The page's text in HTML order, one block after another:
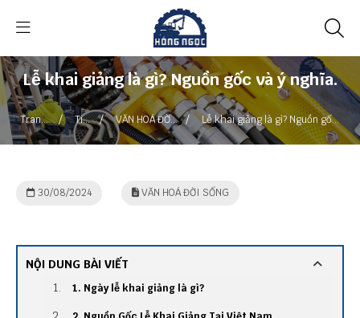
Lễ khai giảng là gì? Nguồn gốc và ý nghĩa.
Trang / Tin / VĂN HOÁ ĐỜI / Lễ khai giảng là gì? Nguồn gốc
30/08/2024 VĂN HOÁ ĐỜI SỐNG
NỘI DUNG BÀI VIẾT
1. Ngày lễ khai giảng là gì?